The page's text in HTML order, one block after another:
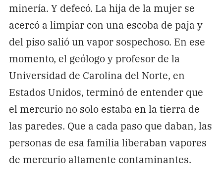
minería. Y defecó. La hija de la mujer se
acercó a limpiar con una escoba de paja y
del piso salió un vapor sospechoso. En ese
momento, el geólogo y profesor de la
Universidad de Carolina del Norte, en
Estados Unidos, terminó de entender que
el mercurio no solo estaba en la tierra de
las paredes. Que a cada paso que daban, las
personas de esa familia liberaban vapores
de mercurio altamente contaminantes.